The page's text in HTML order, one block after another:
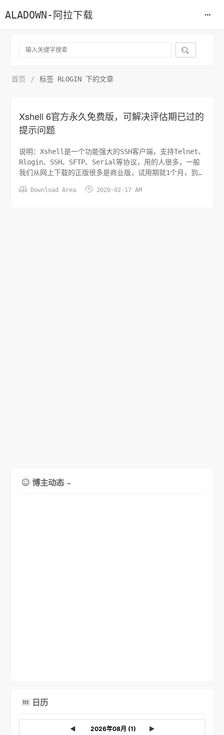
ALADOWN-阿拉下载

首页 / 标签 RLOGIN 下的文章
Xshell 6官方永久免费版，可解决评估期已过的
提示问题
说明：Xshell是一个功能强大的SSH客户端，支持Telnet、
Rlogin、SSH、SFTP、Serial等协议，用的人很多，一般
我们从网上下载的正版很多是商业版，试用期就1个月，到期
很多人会去找破解版，很多破解版很容易失效，还不安全。
 Download Area  2020-02-17 AM
 博主动态 ~
 日历
◄
►